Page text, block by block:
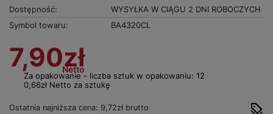
Dostępność:
WYSYŁKA W CIĄGU 2 DNI ROBOCZYCH
Symbol towaru:
BA4320CL
7,90zł
Netto
Za opakowanie - liczba sztuk w opakowaniu: 12
0,66zł Netto za sztukę
Ostatnia najniższa cena: 9,72zł brutto